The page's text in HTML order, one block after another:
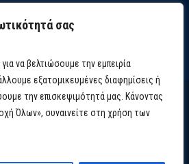
σας
να βελτιώσουμε την εμπειρία
εξατομικευμένες διαφημίσεις ή
την επισκεψιμότητά μας. Κάνοντας
Όλων», συναινείτε στη χρήση των